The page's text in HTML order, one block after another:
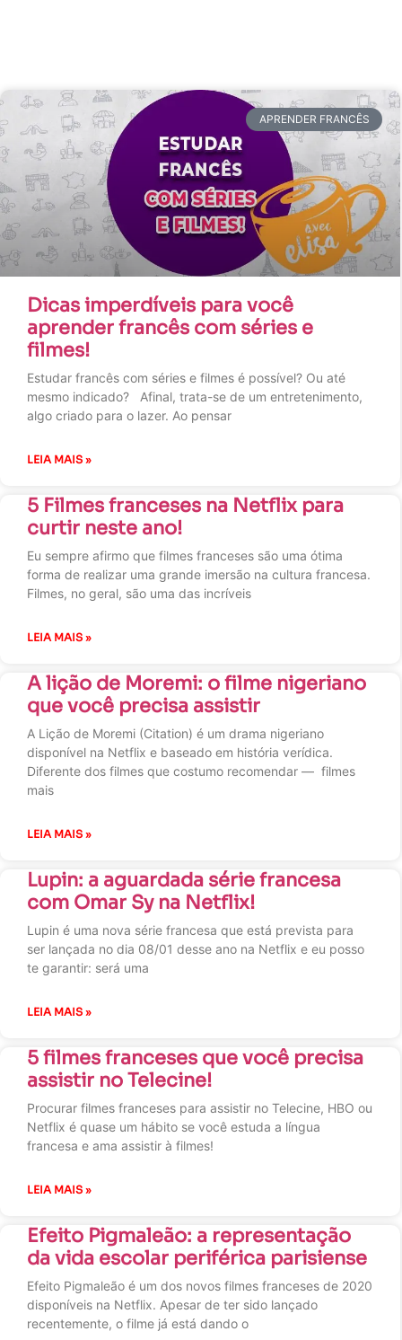
APRENDER FRANCÊS
Dicas imperdíveis para você
aprender francês com séries e
filmes!
Estudar francês com séries e filmes é possível? Ou até
mesmo indicado? Afinal, trata-se de um entretenimento,
algo criado para o lazer. Ao pensar
LEIA MAIS »
5 Filmes franceses na Netflix para
curtir neste ano!
Eu sempre afirmo que filmes franceses são uma ótima
forma de realizar uma grande imersão na cultura francesa.
Filmes, no geral, são uma das incríveis
LEIA MAIS »
A lição de Moremi: o filme nigeriano
que você precisa assistir
A Lição de Moremi (Citation) é um drama nigeriano
disponível na Netflix e baseado em história verídica.
Diferente dos filmes que costumo recomendar — filmes
mais
LEIA MAIS »
Lupin: a aguardada série francesa
com Omar Sy na Netflix!
Lupin é uma nova série francesa que está prevista para
ser lançada no dia 08/01 desse ano na Netflix e eu posso
te garantir: será uma
LEIA MAIS »
5 filmes franceses que você precisa
assistir no Telecine!
Procurar filmes franceses para assistir no Telecine, HBO ou
Netflix é quase um hábito se você estuda a língua
francesa e ama assistir à filmes!
LEIA MAIS »
Efeito Pigmaleão: a representação
da vida escolar periférica parisiense
Efeito Pigmaleão é um dos novos filmes franceses de 2020
disponíveis na Netflix. Apesar de ter sido lançado
recentemente, o filme já está dando o